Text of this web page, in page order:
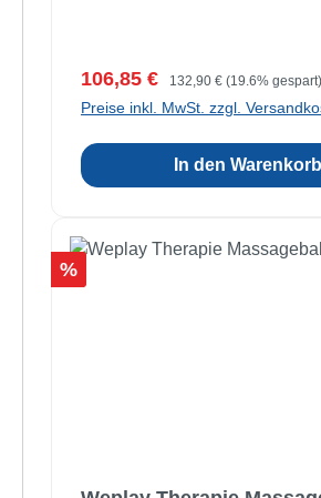
Verkaufspreis:
106,85 € Regulärer Preis:
132,90 € (19.6% gespart)
Preise inkl. MwSt. zzgl.
In den Warenkorb
Rabatt
%